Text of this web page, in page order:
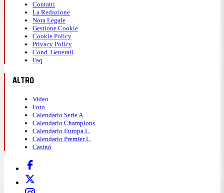
Contatti
La Redazione
Nota Legale
Gestione Cookie
Cookie Policy
Privacy Policy
Cond. Generali
Faq
ALTRO
Video
Foto
Calendario Serie A
Calendario Champions
Calendario Europa L.
Calendario Premier L.
Casinò